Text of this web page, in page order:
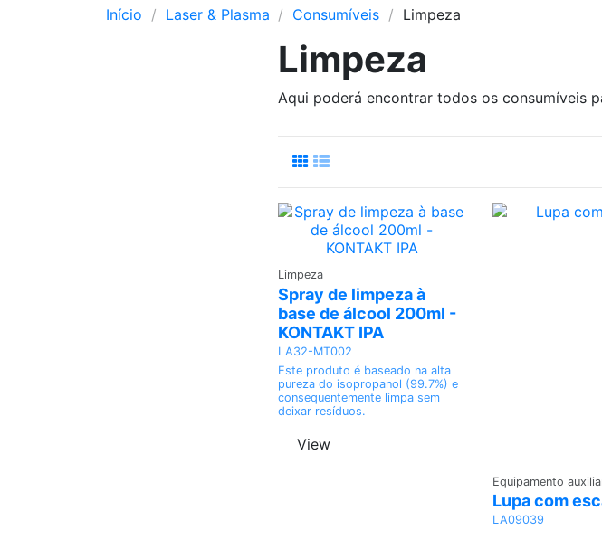
Início
Laser & Plasma Consumíveis Limpeza
Limpeza
Aqui poderá encontrar todos os consumíveis
Limpeza
Spray de limpeza à
base de álcool 200ml -
KONTAKT IPA
LA32-MT002
Este produto é baseado na alta
pureza do isopropanol (99.7%) e
consequentemente limpa sem
deixar resíduos.
View
Equipamento
Lupa com
LA09039